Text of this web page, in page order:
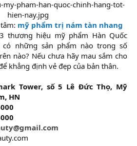
mỹ phẩm trị nám tàn nhang
thương hiệu mỹ phẩm Hàn Quốc
có những sản phẩm nào trong số
nào? Nếu chưa hãy mau sắm cho
khẳng định vẻ đẹp của bản thân.
Tower, số 5 Lê Đức Thọ, Mỹ
HN